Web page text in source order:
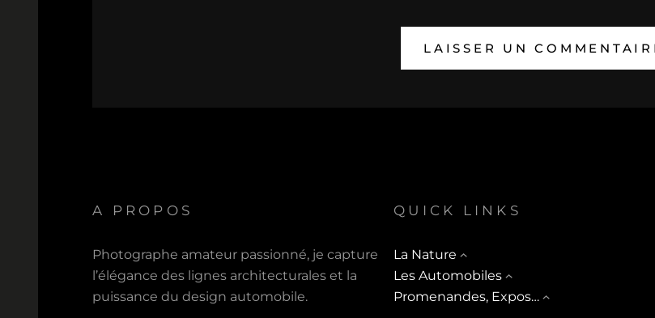
A PROPOS
Photographe amateur passionné, je capture
l’élégance des lignes architecturales et la
puissance du design automobile.
QUICK LINKS
La Nature
Les Automobiles
Promenandes, Expos…